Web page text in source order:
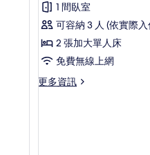
有
相
片
床,
一
單
床)
的
詳
情
政
雙
床
的
1 間臥室
可容納 3 人 (依實際
2 張加大單人床
免費無線上網
更多資訊
更